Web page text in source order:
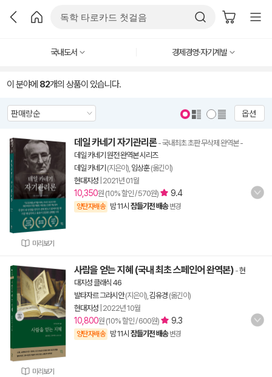
국내도서 경제경영·자기계발
이 분야에 82개의 상품이 있습니다.
옵션
미리보기
데일 카네기 자기관리론- 국내최초 초판 무삭제 완역본-
데일 카네기 원전 완역본 시리즈
데일 카네기 (지은이), 임상훈(옮긴이)
현대지성 2021년 01월
10,350원 (10% 할인 / 570원) 9.4
양탄자배송 밤 11시 잠들기전 배송 변경
미리보기
사람을 얻는 지혜 (국내 최초 스페인어 완역본) -현
대지성 클래식 46
발타자르 그라시안(지은이), 김유경 (옮긴이)
현대지성 2022년 10월
10,800원 (10% 할인 / 600원) 9.3
양탄자배송 밤 11시 잠들기전 배송 변경